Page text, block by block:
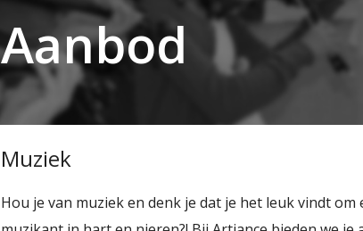
Aanbod
Muziek
Hou je van muziek en denk je dat je het leuk vindt